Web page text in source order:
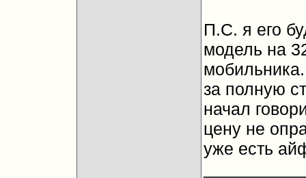
П.С. я его
модель на
за полную
начал
цену не
уже есть